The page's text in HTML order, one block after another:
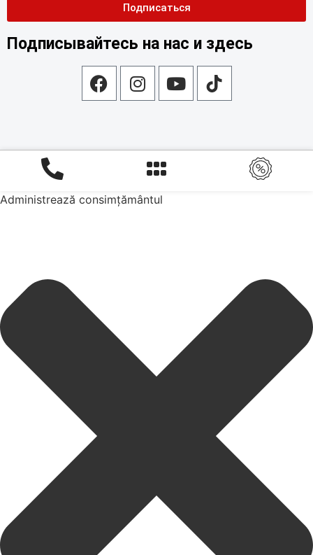
Подписаться
Подписывайтесь на нас и здесь
Administrează consimțământul